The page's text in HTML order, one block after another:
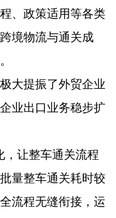
、政策适用等各类
境物流与通关成
大提振了外贸企业
业出口业务稳步扩
，让整车通关流程
量整车通关耗时较
流程无缝衔接，运